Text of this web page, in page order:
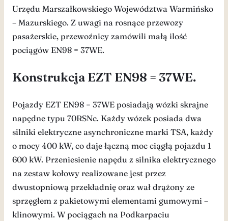
Urzędu Marszałkowskiego Województwa Warmińsko
– Mazurskiego. Z uwagi na rosnące przewozy
pasażerskie, przewoźnicy zamówili małą ilość
pociągów EN98 = 37WE.
Konstrukcja EZT EN98 = 37WE.
Pojazdy EZT EN98 = 37WE posiadają wózki skrajne
napędne typu 70RSNc. Każdy wózek posiada dwa
silniki elektryczne asynchroniczne marki TSA, każdy
o mocy 400 kW, co daje łączną moc ciągłą pojazdu 1
600 kW. Przeniesienie napędu z silnika elektrycznego
na zestaw kołowy realizowane jest przez
dwustopniową przekładnię oraz wał drążony ze
sprzęgłem z pakietowymi elementami gumowymi –
klinowymi. W pociągach na Podkarpaciu